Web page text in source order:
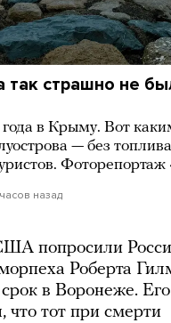
так страшно не
в Крыму. Вот
— без
Фоторепортаж
назад
попросили
Роберта
в Воронеже.
что тот при смерти